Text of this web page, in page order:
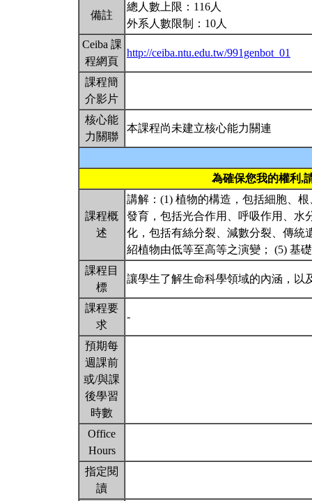
備註
總人數上限：116人
外系人數限制：10人
Ceiba 課
程網頁
http://ceiba.ntu.edu.tw/991genbot_01
課程簡
介影片
核心能
力關聯
本課程尚未建立核心能力關連
為確保您我的權利,
課程概
述
講解：(1) 植物的構造，包括細胞、
發育，包括光合作用、呼吸作用、水
化，包括有絲分裂、減數分裂、傳統
紹植物由低等至高等之演變； (5) 基
課程目
標
讓學生了解生命科學領域的內涵，以
課程要
求
-
預期每
週課前
或/與課
後學習
時數
Office
Hours
指定閱
讀